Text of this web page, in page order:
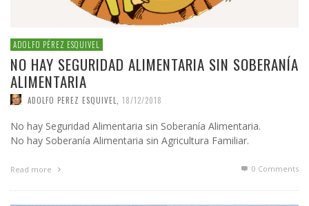
ADOLFO PÉREZ ESQUIVEL
NO HAY SEGURIDAD ALIMENTARIA SIN SOBERANÍA
ALIMENTARIA
ADOLFO PEREZ ESQUIVEL 18/12/2018
No hay Seguridad Alimentaria sin Soberanía Alimentaria.
No hay Soberanía Alimentaria sin Agricultura Familiar.
Read more 0 Comments